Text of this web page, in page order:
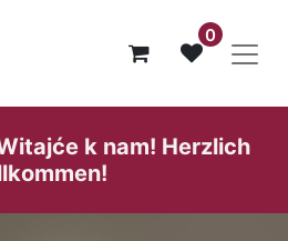
0
k nam! He​rzlich